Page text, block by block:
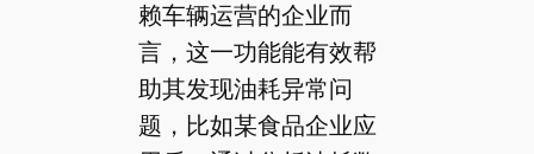
赖车辆运营的企业而
言，这一功能能有效帮
助其发现油耗异常问
题，比如某食品企业应